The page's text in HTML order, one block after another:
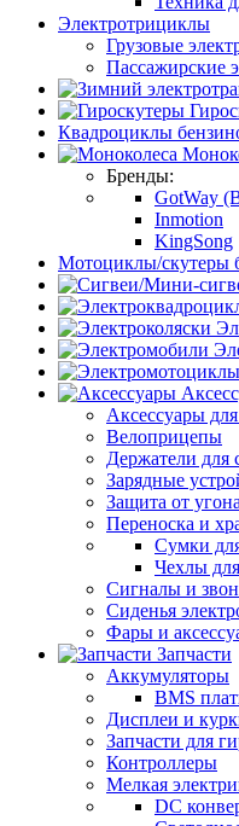
Электротрициклы
Грузовые
Пассажирские
Квадроциклы
Бренды:
GotWay
Inmotion
KingSong
Мотоциклы/скутеры
Аксессуары
Велоприцепы
Держатели для
Зарядные
Защита от угона
Переноска и
Сумки
Чехлы
Сигналы и
Сиденья
Фары и
Запчасти
Аккумуляторы
BMS
Дисплеи и
Запчасти для
Контроллеры
Мелкая
DC